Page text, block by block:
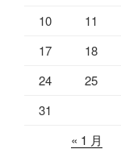
10
11
17
18
24
25
31
« 1 月